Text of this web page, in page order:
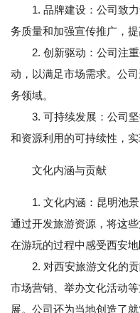
1. 品牌建设：公司致
务质量和加强宣传推广，提
2. 创新驱动：公司注重
动，以满足市场需求。公
务领域。
3. 可持续发展：公司坚
和资源利用的可持续性，
文化内涵与贡献
1. 文化内涵：昆明池
通过开发旅游资源，将这
在游玩的过程中感受西安地
2. 对西安旅游文化的贡
市场营销、举办文化活动
展。公司还为当地创造了